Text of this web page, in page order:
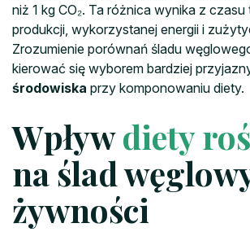
niż 1 kg CO₂. Ta różnica wynika z
produkcji, wykorzystanej energii i
Zrozumienie porównań śladu
kierować się wyborem bardziej
środowiska przy komponowaniu diety.
Wpływdiety
na ślad
żywności